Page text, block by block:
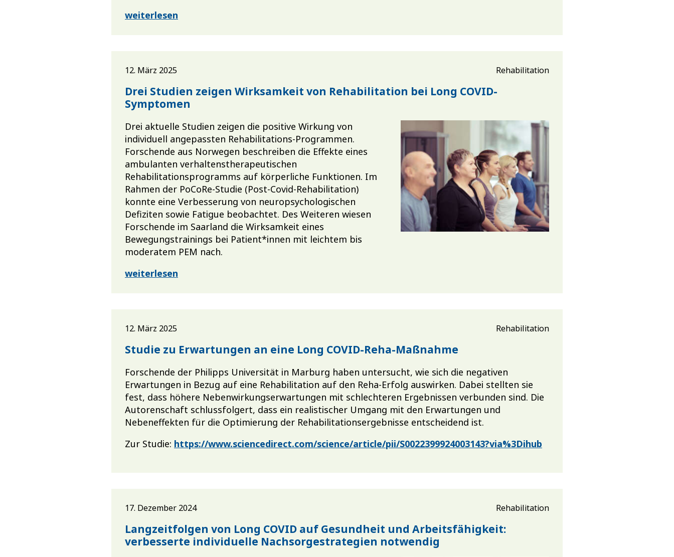
weiterlesen
12. März 2025 Rehabilitation
Drei Studien zeigen Wirksamkeit von Rehabilitation bei Long COVID-
Symptomen
Drei aktuelle Studien zeigen die positive Wirkung von
individuell angepassten Rehabilitations-Programmen.
Forschende aus Norwegen beschreiben die Effekte eines
ambulanten verhaltenstherapeutischen
Rehabilitationsprogramms auf körperliche Funktionen. Im
Rahmen der PoCoRe-Studie (Post-Covid-Rehabilitation)
konnte eine Verbesserung von neuropsychologischen
Defiziten sowie Fatigue beobachtet. Des Weiteren wiesen
Forschende im Saarland die Wirksamkeit eines
Bewegungstrainings bei Patient*innen mit leichtem bis
moderatem PEM nach.
weiterlesen
12. März 2025 Rehabilitation
Studie zu Erwartungen an eine Long COVID-Reha-Maßnahme
Forschende der Philipps Universität in Marburg haben untersucht, wie sich die negativen
Erwartungen in Bezug auf eine Rehabilitation auf den Reha-Erfolg auswirken. Dabei stellten sie
fest, dass höhere Nebenwirkungserwartungen mit schlechteren Ergebnissen verbunden sind. Die
Autorenschaft schlussfolgert, dass ein realistischer Umgang mit den Erwartungen und
Nebeneffekten für die Optimierung der Rehabilitationsergebnisse entscheidend ist.
Zur Studie: https://www.sciencedirect.com/science/article/pii/S0022399924003143?via%3Dihub
17. Dezember 2024 Rehabilitation
Langzeitfolgen von Long COVID auf Gesundheit und Arbeitsfähigkeit:
verbesserte individuelle Nachsorgestrategien notwendig